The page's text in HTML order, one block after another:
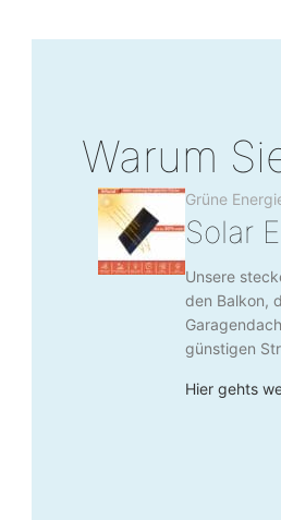
Warum
Grüne
Solar
Unsere
den Balkon,
günstigen
Hier gehts